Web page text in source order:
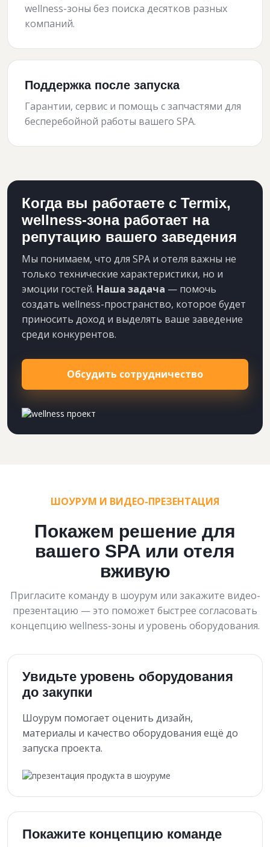
wellness-зоны без поиска десятков разных
компаний.
Поддержка после запуска
Гарантии, сервис и помощь с запчастями для
бесперебойной работы вашего SPA.
Когда вы работаете с Termix,
wellness-зона работает на
репутацию вашего заведения
Мы понимаем, что для SPA и отеля важны не
только технические характеристики, но и
эмоции гостей. Наша задача — помочь
создать wellness-пространство, которое будет
приносить доход и выделять ваше заведение
среди конкурентов.
Обсудить сотрудничество
ШОУРУМ И ВИДЕО-ПРЕЗЕНТАЦИЯ
Покажем решение для
вашего SPA или отеля
вживую
Пригласите команду в шоурум или закажите видео-
презентацию — это поможет быстрее согласовать
концепцию wellness-зоны и уровень оборудования.
Увидьте уровень оборудования
до закупки
Шоурум помогает оценить дизайн,
материалы и качество оборудования ещё до
запуска проекта.
Покажите концепцию команде